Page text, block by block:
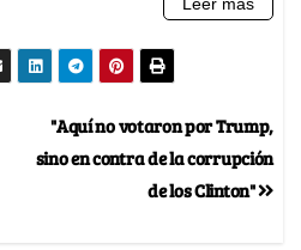
"Aquí no votaron por Trump,
sino en contra de la corrupción
de los Clinton"